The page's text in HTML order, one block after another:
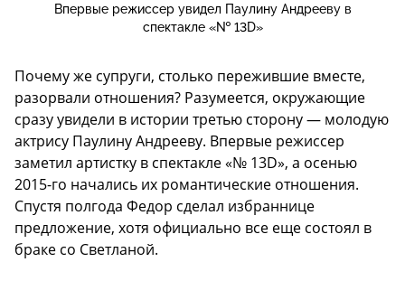
Впервые режиссер увидел Паулину Андрееву в
спектакле «№ 13D»
Почему же супруги, столько пережившие вместе,
разорвали отношения? Разумеется, окружающие
сразу увидели в истории третью сторону — молодую
актрису Паулину Андрееву. Впервые режиссер
заметил артистку в спектакле «№ 13D», а осенью
2015-го начались их романтические отношения.
Спустя полгода Федор сделал избраннице
предложение, хотя официально все еще состоял в
браке со Светланой.